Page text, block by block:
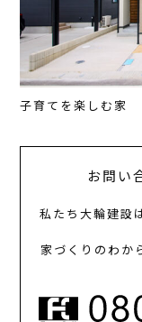
子育てを楽しむ家
お問い
私たち大輪建設
家づくりのわか